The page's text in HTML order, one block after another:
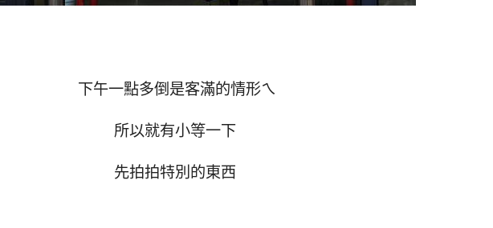
下午一點多倒是客滿的情形ㄟ
所以就有小等一下
先拍拍特別的東西